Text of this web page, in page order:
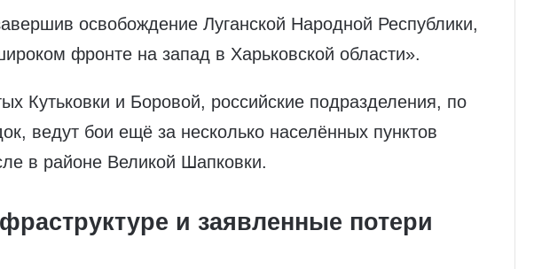
освобождение Луганской Народной Республики,
фронте на запад в Харьковской области».
Кутьковки и Боровой, российские подразделения, по
ведут бои ещё за несколько населённых пунктов
в районе Великой Шапковки.
и заявленные потери